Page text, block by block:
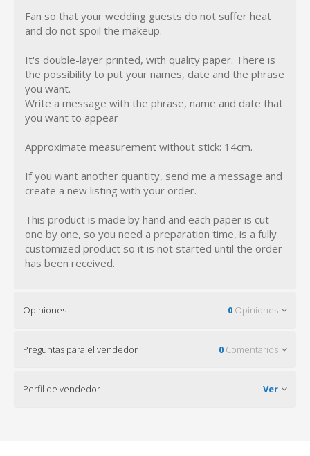
Fan so that your wedding guests do not suffer heat
and do not spoil the makeup.
It's double-layer printed, with quality paper. There is
the possibility to put your names, date and the phrase
you want.
Write a message with the phrase, name and date that
you want to appear
Approximate measurement without stick: 14cm.
If you want another quantity, send me a message and
create a new listing with your order.
This product is made by hand and each paper is cut
one by one, so you need a preparation time, is a fully
customized product so it is not started until the order
has been received.
Opiniones 0 Opiniones
Preguntas para el vendedor 0 Comentarios
Perfil de vendedor Ver